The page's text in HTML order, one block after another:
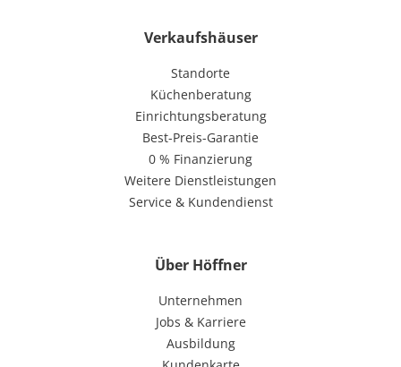
Verkaufshäuser
Standorte
Küchenberatung
Einrichtungsberatung
Best-Preis-Garantie
0 % Finanzierung
Weitere Dienstleistungen
Service & Kundendienst
Über Höffner
Unternehmen
Jobs & Karriere
Ausbildung